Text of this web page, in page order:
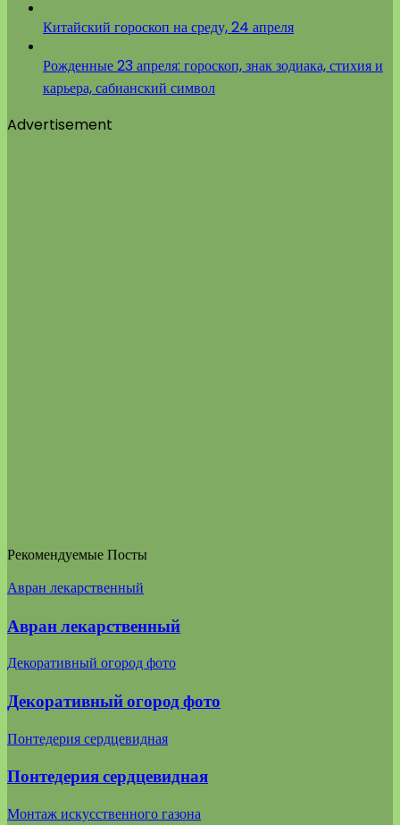
Китайский гороскоп на среду, 24 апреля
Рожденные 23 апреля: гороскоп, знак зодиака, стихия и
карьера, сабианский символ
Advertisement
Рекомендуемые Посты
Авран лекарственный
Авран лекарственный
Декоративный огород фото
Декоративный огород фото
Понтедерия сердцевидная
Понтедерия сердцевидная
Монтаж искусственного газона